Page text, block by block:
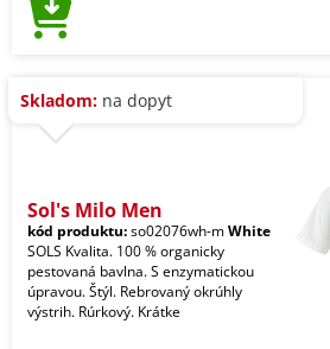
Skladom: na dopyt
Sol's Milo Men
kód produktu:so02076wh-mWhite
SOLS Kvalita. 100 % organicky
pestovaná bavlna. S enzymatickou
úpravou. Štýl. Rebrovaný okrúhly
výstrih. Rúrkový. Krátke